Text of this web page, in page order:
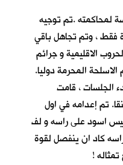
لمحاكمته .تم توجيه
فقط ، وتم تجاهل باقي
الاقليمية و جرائم
الاسلحة المحرمة دوليا.
الجلسات ، قامت
تم إعدامه في اول
اسود على راسه و لف
كاد ان ينفصل لقوة
!